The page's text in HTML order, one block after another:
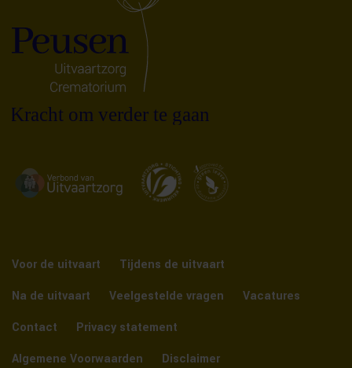
Voor de uitvaart
Tijdens de uitvaart
Na de uitvaart
Veelgestelde vragen
Vacatures
Contact
Privacy statement
Algemene Voorwaarden
Disclaimer